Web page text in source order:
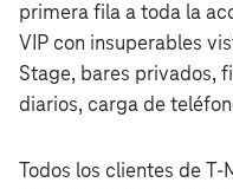
primera fila a toda la
VIP con insuperables
Stage, bares privados,
diarios, carga de
Todos los clientes de